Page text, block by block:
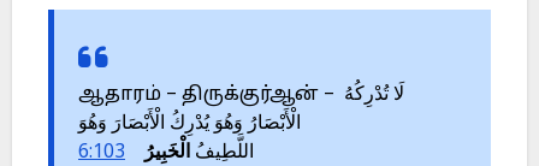
ஆதாரம் – திருக்குர்ஆன் – لَا تُدْرِكُهُ
الْأَبْصَارُ وَهُوَ يُدْرِكُ الْأَبْصَارَ وَهُوَ
اللَّطِيفُ الْخَبِيرُ 6:103